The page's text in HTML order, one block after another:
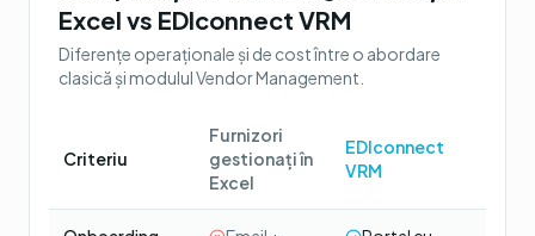
Excel vs EDIconnect VRM
Diferențe operaționale și de cost între o abordare
clasică și modululVendor Management
Criteriu
Furnizori
gestionați în
Excel
EDIconnect
VRM